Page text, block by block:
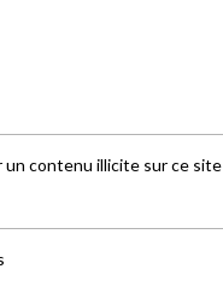
un contenu illicite sur ce site